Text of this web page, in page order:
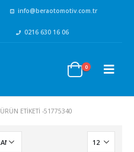
info@beraotomotiv.com.tr
0216 630 16 06
0
ÜRÜN ETIKETI -51775340